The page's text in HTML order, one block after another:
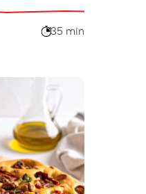
35 min